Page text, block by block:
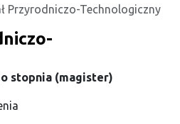
Przyrodniczo-Technologiczny
stopnia (magister)